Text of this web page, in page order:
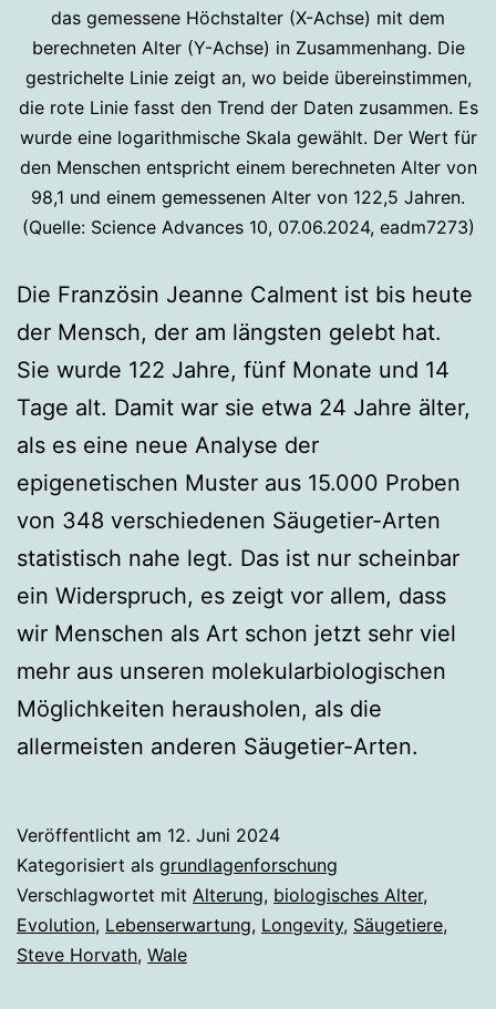
das gemessene Höchstalter (X-Achse) mit dem
berechneten Alter (Y-Achse) in Zusammenhang. Die
gestrichelte Linie zeigt an, wo beide übereinstimmen,
die rote Linie fasst den Trend der Daten zusammen. Es
wurde eine logarithmische Skala gewählt. Der Wert für
den Menschen entspricht einem berechneten Alter von
98,1 und einem gemessenen Alter von 122,5 Jahren.
(Quelle: Science Advances 10, 07.06.2024, eadm7273)
Die Französin Jeanne Calment ist bis heute
der Mensch, der am längsten gelebt hat.
Sie wurde 122 Jahre, fünf Monate und 14
Tage alt. Damit war sie etwa 24 Jahre älter,
als es eine neue Analyse der
epigenetischen Muster aus 15.000 Proben
von 348 verschiedenen Säugetier-Arten
statistisch nahe legt. Das ist nur scheinbar
ein Widerspruch, es zeigt vor allem, dass
wir Menschen als Art schon jetzt sehr viel
mehr aus unseren molekularbiologischen
Möglichkeiten herausholen, als die
allermeisten anderen Säugetier-Arten.
Veröffentlicht am 12. Juni 2024
Kategorisiert als grundlagenforschung
Verschlagwortet mit Alterung, biologisches Alter,
Evolution, Lebenserwartung, Longevity, Säugetiere,
Steve Horvath, Wale